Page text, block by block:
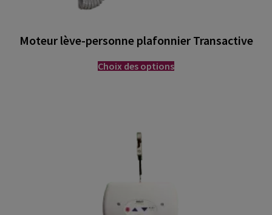
Moteur lève-personne plafonnier Transactive
Choix des options